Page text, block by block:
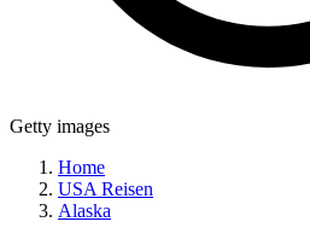
Getty images
Home
USA Reisen
Alaska